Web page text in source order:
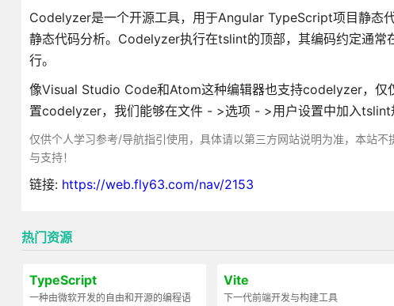
Codelyzer是一个开源工具， 用于Angular TypeScript项目静态
静态代码分析。 Codelyzer执行在tslint的顶部，其编码约定通
行。
像Visual Studio Code和Atom这种编辑器也支持codelyzer，仅
置codelyzer，我们能够在文件 - >选项 - >用户设置中加入tslint
仅供个人学习参考/导航指引使用，具体请以第三方网站说明为准，本站
与支持！
链接: https://web.fly63.com/nav/2153
热门资源
TypeScript
一种由微软开发的自由和开源的编程语
Vite
下一代前端开发与构建工具